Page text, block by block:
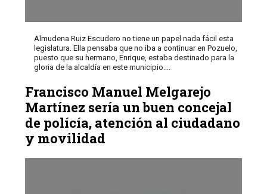
Almudena Ruiz Escudero no tiene un papel nada fácil esta
legislatura. Ella pensaba que no iba a continuar en Pozuelo,
puesto que su hermano, Enrique, estaba destinado para la
gloria de la alcaldía en este municipio....
Francisco Manuel Melgarejo
Martínez sería un buen concejal
de polícía, atención al ciudadano
y movilidad